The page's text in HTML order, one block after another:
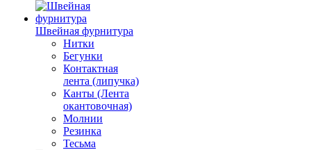
Швейная фурнитура
Нитки
Бегунки
Контактная
лента (липучка)
Канты (Лента
окантовочная)
Молнии
Резинка
Тесьма